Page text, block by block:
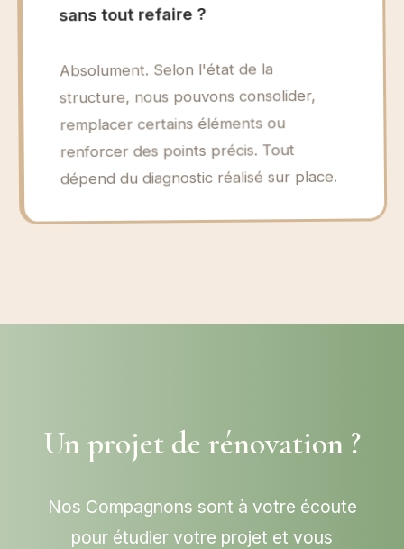
sans tout refaire ?
Absolument. Selon l'état de la
structure, nous pouvons consolider,
remplacer certains éléments ou
renforcer des points précis. Tout
dépend du diagnostic réalisé sur place.
Un projet de rénovation ?
Nos Compagnons sont à votre écoute
pour étudier votre projet et vous